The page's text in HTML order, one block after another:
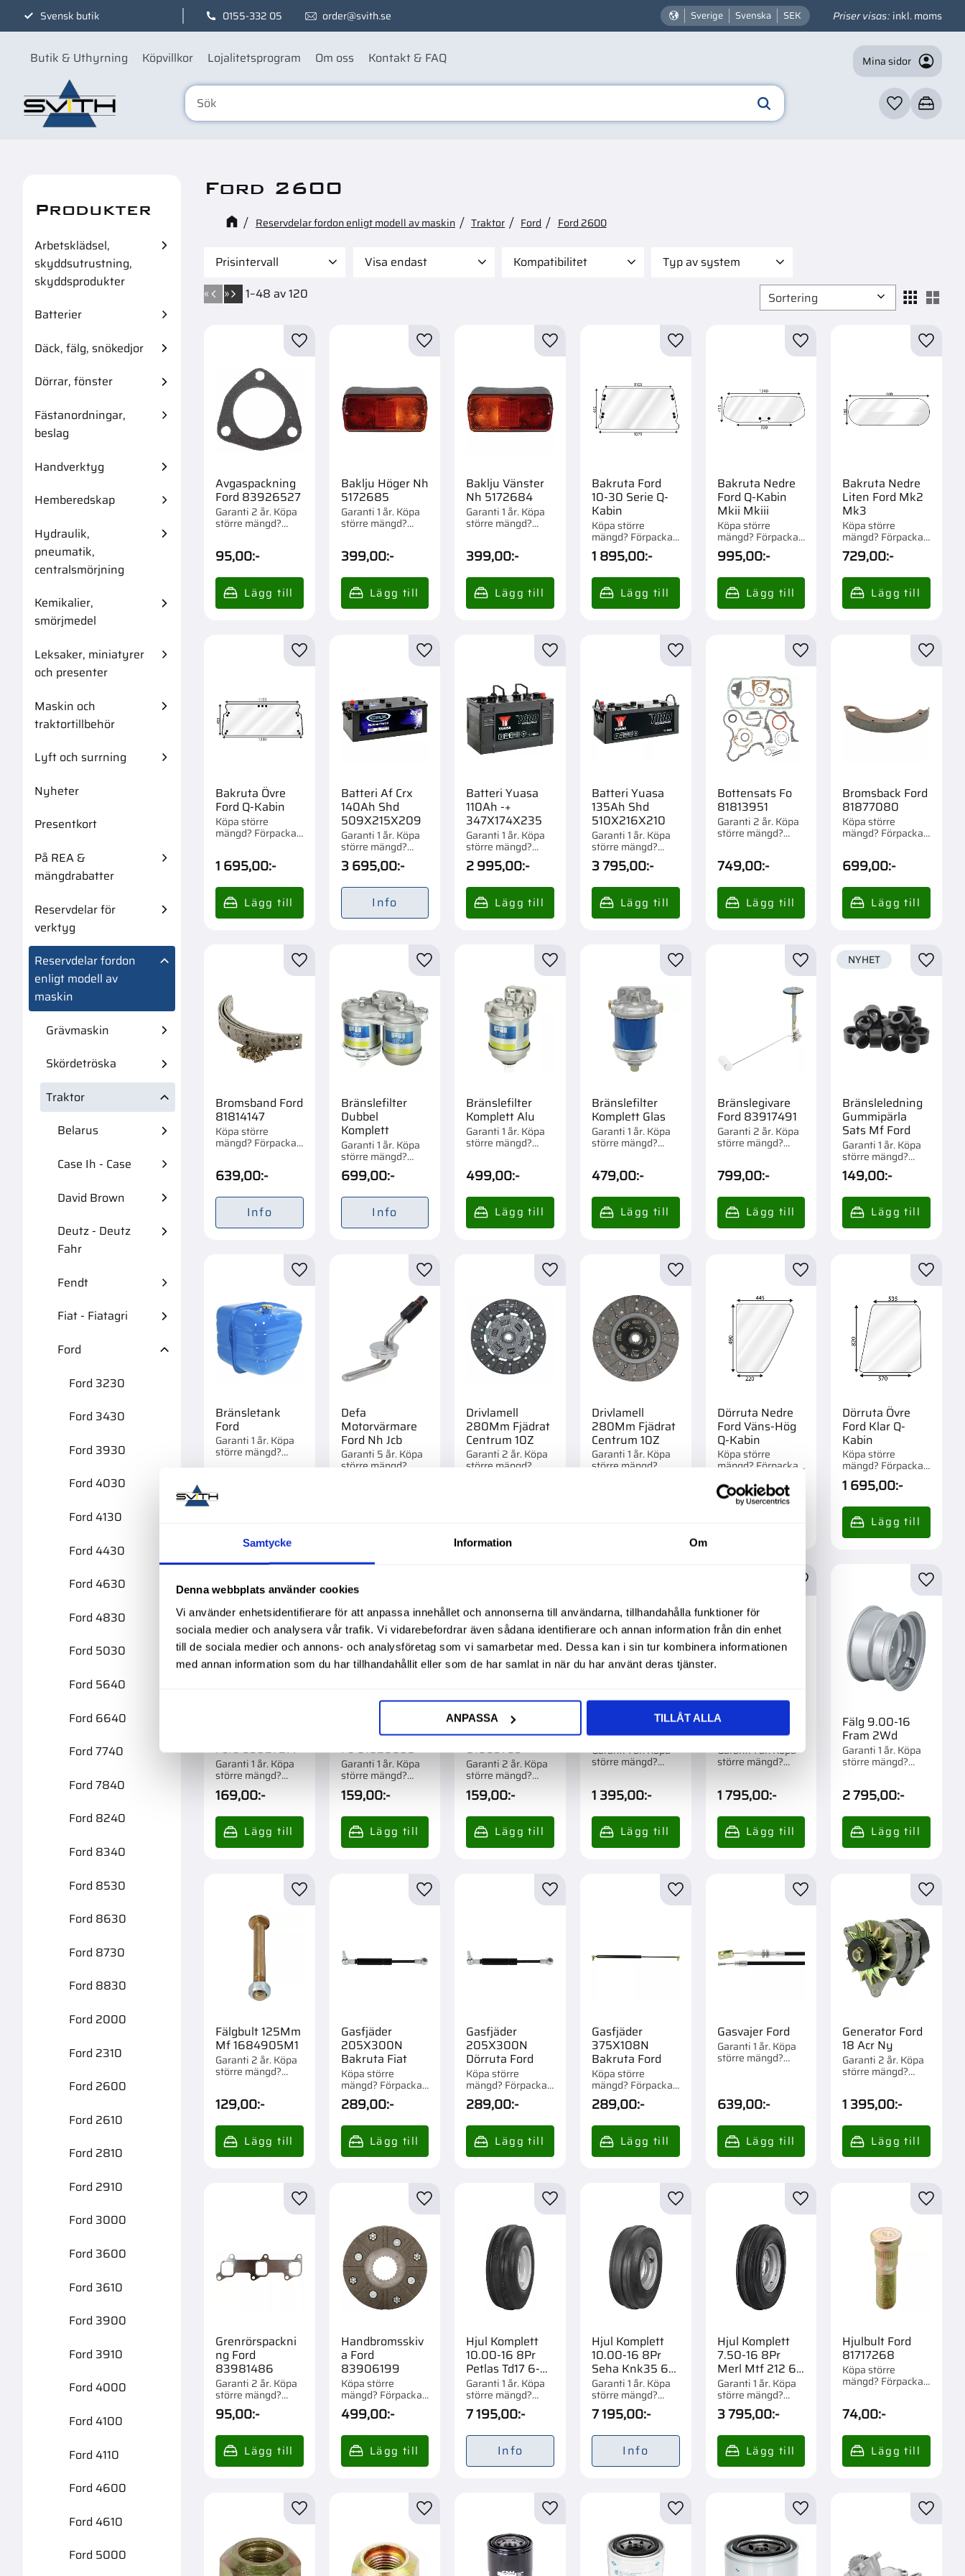
Samtycke Information Om
Denna webbplats använder cookies
Vi använder enhetsidentifierare för att anpassa innehållet och annonserna till användarna, tillhandahålla funktioner för
sociala medier och analysera vår trafik. Vi vidarebefordrar även sådana identifierare och annan information från din enhet
till de sociala medier och annons- och analysföretag som vi samarbetar med. Dessa kan i sin tur kombinera informationen
med annan information som du har tillhandahållit eller som de har samlat in när du har använt deras tjänster.
ANPASSA TILLÅT ALLA
Svensk butik 0155-332 05 order@svith.se Sverige Svenska SEK Priser visas inkl. moms
Butik & Uthyrning Köpvillkor Lojalitetsprogram Om oss Kontakt & FAQ Mina sidor
Favoriter
Kundvagn
Ford 2600
Reservdelar fordon enligt modell av maskin Traktor Ford Ford 2600
Prisintervall
31
Visa endast Kompatibilitet
Bobcat 743
Bobcat 751
Typ av system
Broms
Bränslesystem
1–48 av120
« »
Välj sortering
Avgaspackning
Ford 83926527
Garanti 2 år. Köpa
större mängd?
95,00:-
Lägg till i favoriter
Baklju Höger Nh
5172685
Garanti 1 år. Köpa
större mängd?
399,00:-
Lägg till i favoriter
Baklju Vänster
Nh 5172684
Garanti 1 år. Köpa
större mängd?
399,00:-
Lägg till i favoriter
Bakruta Ford
10-30 Serie Q-
Kabin
Köpa större
mängd? Förpackad
om 1 st.
1 895,00:-
Lägg till i favoriter
Bakruta Nedre
Ford Q-Kabin
Mkii Mkiii
Köpa större
mängd? Förpackad
om 1 st.
995,00:-
Lägg till i favoriter
Bakruta Nedre
Liten Ford Mk2
Mk3
Köpa större
mängd? Förpackad
om 1/1 st.
729,00:-
Lägg
Bakruta Övre
Ford Q-Kabin
Köpa större
mängd? Förpackad
om 1 st.
1 695,00:-
Lägg till i favoriter
Batteri Af Crx
140Ah Shd
509X215X209
Garanti 1 år. Köpa
större mängd?
Förpackad om 1/21
st.
3 695,00:-
Lägg till i favoriter
Info
Batteri Yuasa
110Ah -+
347X174X235
Garanti 1 år. Köpa
större mängd?
Förpackad om 1/36
st.
2 995,00:-
Lägg till i favoriter
Batteri Yuasa
135Ah Shd
510X216X210
Garanti 1 år. Köpa
större mängd?
Förpackad om 1/21
st.
3 795,00:-
Lägg till i favoriter
Bottensats Fo
81813951
Garanti 2 år. Köpa
större mängd?
Förpackad om 1 st.
749,00:-
Lägg till i favoriter
Bromsback Ford
81877080
Köpa större
mängd? Förpackad
om 1/2 st.
699,00:-
Lägg
Bromsband Ford
81814147
Köpa större
mängd? Förpackad
om 1 st.
639,00:-
Lägg till i favoriter
Info
Bränslefilter
Dubbel
Komplett
Garanti 1 år. Köpa
större mängd?
Förpackad om 1 st.
699,00:-
Lägg till i favoriter
Info
Bränslefilter
Komplett Alu
Garanti 1 år. Köpa
större mängd?
Förpackad om 1/24
499,00:-
Lägg till i favoriter
Bränslefilter
Komplett Glas
Garanti 1 år. Köpa
större mängd?
Förpackad om 1/15
479,00:-
Lägg till i favoriter
Bränslegivare
Ford 83917491
Garanti 2 år. Köpa
större mängd?
Förpackad om 1 st.
799,00:-
Lägg till i favoriter
Bränsleledning
Gummipärla
Sats Mf Ford
Garanti 1 år. Köpa
större mängd?
Förpackad om 1 st.
149,00:-
NYHET Lägg
Bränsletank
Ford
Garanti 1 år. Köpa
större mängd?
Lägg till i favoriter
Defa
Motorvärmare
Ford Nh Jcb
Garanti 5 år. Köpa
större mängd?
Lägg till i favoriter
Drivlamell
280Mm Fjädrat
Centrum 10Z
Garanti 2 år. Köpa
större mängd?
Lägg till i favoriter
Drivlamell
280Mm Fjädrat
Centrum 10Z
Garanti 1 år. Köpa
större mängd?
Lägg till i favoriter
Dörruta Nedre
Ford Väns-Hög
Q-Kabin
Köpa större
mängd? Förpackad
839,00:-
Lägg till i favoriter
Dörruta Övre
Ford Klar Q-
Kabin
Köpa större
mängd? Förpackad
om 1/1 st.
1 695,00:-
Lägg
Ford 83927277
Garanti 1 år. Köpa
större mängd?
Förpackad om 1 st.
169,00:-
Lägg till i favoriter
Kopplingspedal
Fo 81820895
Garanti 1 år. Köpa
större mängd?
Förpackad om 1 st.
159,00:-
Frontkåpspackn
ing Fo
81803753
Garanti 2 år. Köpa
större mängd?
Förpackad om 1 st.
159,00:-
Fälg 4.50X16
Fram 2Wd
Garanti 1 år. Köpa
större mängd?
1 395,00:-
Fälg 5.50X16
Fram 2Wd
Garanti 1 år. Köpa
större mängd?
1 795,00:-
Lägg till i favoriter
Fälg 9.00-16
Fram 2Wd
Garanti 1 år. Köpa
större mängd?
2 795,00:-
Lägg
Fälgbult 125Mm
Mf 1684905M1
Garanti 2 år. Köpa
större mängd?
129,00:-
Lägg till i favoriter
Gasfjäder
205X300N
Bakruta Fiat
Köpa större
mängd? Förpackad
om 1/10 st.
289,00:-
Lägg till i favoriter
Gasfjäder
205X300N
Dörruta Ford
Köpa större
mängd? Förpackad
om 1/10 st.
289,00:-
Lägg till i favoriter
Gasfjäder
375X108N
Bakruta Ford
Köpa större
mängd? Förpackad
om 1/10 st.
289,00:-
Lägg till i favoriter
Gasvajer Ford
Garanti 1 år. Köpa
större mängd?
639,00:-
Lägg till i favoriter
Generator Ford
18 Acr Ny
Garanti 2 år. Köpa
större mängd?
1 395,00:-
Lägg
Grenrörspackni
ng Ford
83981486
Garanti 2 år. Köpa
större mängd?
Förpackad om 1 st.
95,00:-
Lägg till i favoriter
Handbromsskiv
a Ford
83906199
Köpa större
mängd? Förpackad
om 1 st.
499,00:-
Lägg till i favoriter
Hjul Komplett
10.00-16 8Pr
Petlas Td17 6-
Bult
Garanti 1 år. Köpa
större mängd?
Förpackad om 1/14
st.
7 195,00:-
Lägg till i favoriter
Info
Hjul Komplett
10.00-16 8Pr
Seha Knk35 6-
Bult
Garanti 1 år. Köpa
större mängd?
Förpackad om 1 st.
7 195,00:-
Lägg till i favoriter
Info
Hjul Komplett
7.50-16 8Pr
Merl Mtf 212 6-
Bult
Garanti 1 år. Köpa
större mängd?
Förpackad om 1/1
st.
3 795,00:-
Lägg till i favoriter
Hjulbult Ford
81717268
Köpa större
mängd? Förpackad
74,00:-
Lägg
Lägg till i favoriter Lägg till i favoriter Lägg till i favoriter Lägg till i favoriter Lägg till i favoriter Lägg
Produkter
Arbetsklädsel,
skyddsutrustning,
skyddsprodukter
Batterier
Däck, fälg, snökedjor
Dörrar, fönster
Fästanordningar,
beslag
Handverktyg
Hemberedskap
Hydraulik,
pneumatik,
centralsmörjning
Kemikalier,
smörjmedel
Leksaker, miniatyrer
och presenter
Maskin och
traktortillbehör
Lyft och surrning
Nyheter
Presentkort
På REA &
mängdrabatter
Reservdelar för
verktyg
Reservdelar fordon
enligt modell av
maskin
Grävmaskin
Skördetröska
Traktor
Belarus
Case Ih - Case
David Brown
Deutz - Deutz
Fahr
Fendt
Fiat - Fiatagri
Ford
Ford 3230
Ford 3430
Ford 3930
Ford 4030
Ford 4130
Ford 4430
Ford 4630
Ford 4830
Ford 5030
Ford 5640
Ford 6640
Ford 7740
Ford 7840
Ford 8240
Ford 8340
Ford 8530
Ford 8630
Ford 8730
Ford 8830
Ford 2000
Ford 2310
Ford 2600
Ford 2610
Ford 2810
Ford 2910
Ford 3000
Ford 3600
Ford 3610
Ford 3900
Ford 3910
Ford 4000
Ford 4100
Ford 4110
Ford 4600
Ford 4610
Ford 5000